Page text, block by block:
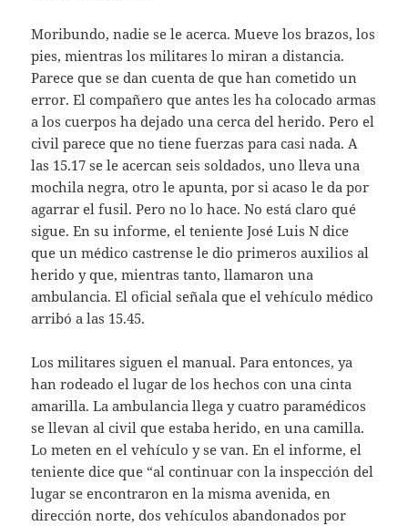
Moribundo, nadie se le acerca. Mueve los brazos, los
pies, mientras los militares lo miran a distancia.
Parece que se dan cuenta de que han cometido un
error. El compañero que antes les ha colocado armas
a los cuerpos ha dejado una cerca del herido. Pero el
civil parece que no tiene fuerzas para casi nada. A
las 15.17 se le acercan seis soldados, uno lleva una
mochila negra, otro le apunta, por si acaso le da por
agarrar el fusil. Pero no lo hace. No está claro qué
sigue. En su informe, el teniente José Luis N dice
que un médico castrense le dio primeros auxilios al
herido y que, mientras tanto, llamaron una
ambulancia. El oficial señala que el vehículo médico
arribó a las 15.45.
Los militares siguen el manual. Para entonces, ya
han rodeado el lugar de los hechos con una cinta
amarilla. La ambulancia llega y cuatro paramédicos
se llevan al civil que estaba herido, en una camilla.
Lo meten en el vehículo y se van. En el informe, el
teniente dice que “al continuar con la inspección del
lugar se encontraron en la misma avenida, en
dirección norte, dos vehículos abandonados por